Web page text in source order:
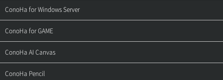
用語集
お問い合わせ
ご利用ガイド
お乗り換えガイド
よくある質問
サポートトップ
ご利用ガイド
APIドキュメントVPS2.0
ConoHa for Windows Server
サポートトップ
ご利用ガイド
ConoHa for GAME
サポートトップ
ご利用ガイド
ConoHa AI Canvas
サポートトップ
ConoHa Pencil